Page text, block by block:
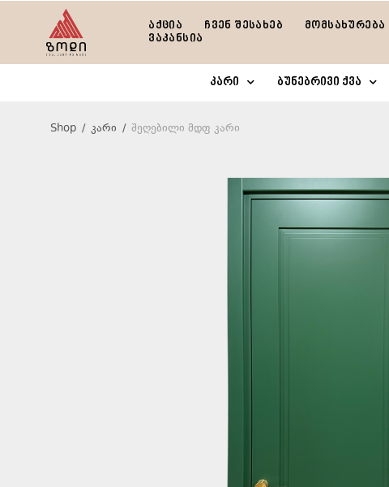
აქცია ჩვენ შესახებ მომსახურება
ვაკანსია
კარი ბუნებრივი ქვა
Shop / კარი / შეღებილი მდფ კარი